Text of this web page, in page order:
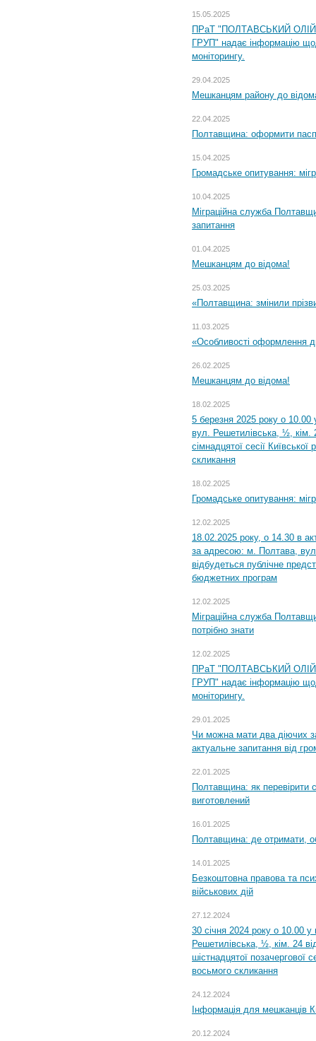
15.05.2025
ПРаТ "ПОЛТАВСЬКИЙ
ГРУП" надає інформацію
моніторингу.
29.04.2025
Мешканцям району до
22.04.2025
Полтавщина: оформити
15.04.2025
Громадське опитування:
10.04.2025
Міграційна служба
запитання
01.04.2025
Мешканцям до відома!
25.03.2025
«Полтавщина: змінили
11.03.2025
«Особливості оформлення
26.02.2025
Мешканцям до відома!
18.02.2025
5 березня 2025 року о 10.00
вул. Решетилівська, ½, кім.
сімнадцятої сесії
скликання
18.02.2025
Громадське опитування:
12.02.2025
18.02.2025 року, о 14.30 в
за адресою: м. Полтава,
відбудеться публічне
бюджетних програм
12.02.2025
Міграційна служба
потрібно знати
12.02.2025
ПРаТ "ПОЛТАВСЬКИЙ
ГРУП" надає інформацію
моніторингу.
29.01.2025
Чи можна мати два діючих
актуальне запитання від
22.01.2025
Полтавщина: як перевірити
виготовлений
16.01.2025
Полтавщина: де отримати,
14.01.2025
Безкоштовна правова та
військових дій
27.12.2024
30 січня 2024 року о 10.00 у
Решетилівська, ½, кім. 24
шістнадцятої позачергової
восьмого скликання
24.12.2024
Інформація для мешканців
20.12.2024